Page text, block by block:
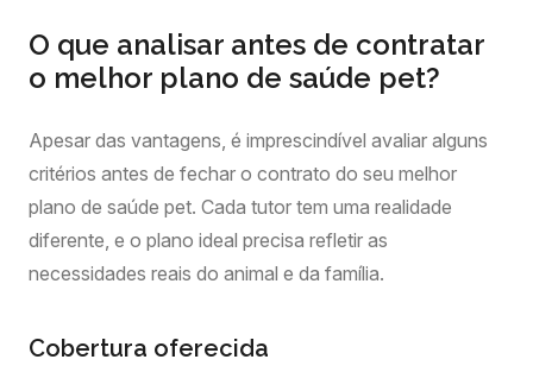
O que analisar antes de contratar
o melhor plano de saúde pet?
Apesar das vantagens, é imprescindível avaliar alguns
critérios antes de fechar o contrato do seu melhor
plano de saúde pet. Cada tutor tem uma realidade
diferente, e o plano ideal precisa refletir as
necessidades reais do animal e da família.
Cobertura oferecida